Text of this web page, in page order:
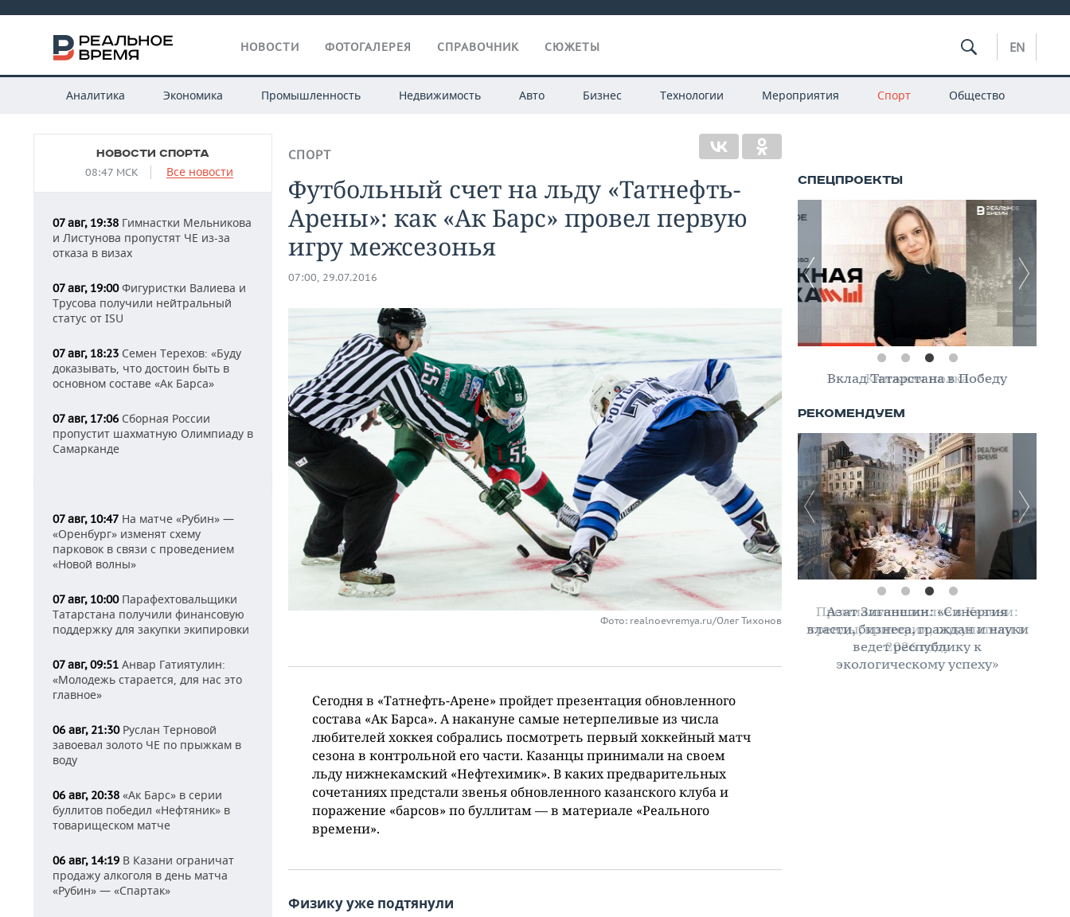
НОВОСТИ ФОТОГАЛЕРЕЯ СПРАВОЧНИК СЮЖЕТЫ EN
Аналитика Экономика Промышленность Недвижимость Авто Бизнес Технологии Мероприятия Спорт Общество
НОВОСТИ СПОРТА
08:47 МСК Все новости
07 авг, 19:38 Гимнастки Мельникова
и Листунова пропустят ЧЕ из-за
отказа в визах
07 авг, 19:00Фигуристки Валиева и
Трусова получили нейтральный
статус от ISU
07 авг, 18:23 Семен Терехов: «Буду
доказывать, что достоин быть в
основном составе «Ак Барса»
07 авг, 17:06 Сборная России
пропустит шахматную Олимпиаду в
Самарканде
07 авг, 10:47 На матче «Рубин» —
«Оренбург» изменят схему
парковок в связи с проведением
«Новой волны»
07 авг, 10:00Парафехтовальщики
Татарстана получили финансовую
поддержку для закупки экипировки
07 авг, 09:51 Анвар Гатиятулин:
«Молодежь старается, для нас это
главное»
06 авг, 21:30Руслан Терновой
завоевал золото ЧЕ по прыжкам в
воду
06 авг, 20:38 «Ак Барс» в серии
буллитов победил «Нефтяник» в
товарищеском матче
06 авг, 14:19 В Казани ограничат
продажу алкоголя в день матча
«Рубин» — «Спартак»
СПОРТ
Футбольный счет на льду «Татнефть-
Арены»: как «Ак Барс» провел первую
игру межсезонья
07:00, 29.07.2016
Фото: realnoevremya.ru/Олег Тихонов
Сегодня в «Татнефть-Арене» пройдет презентация обновленного
состава «Ак Барса». А накануне самые нетерпеливые из числа
любителей хоккея собрались посмотреть первый хоккейный матч
сезона в контрольной его части. Казанцы принимали на своем
льду нижнекамский «Нефтехимик». В каких предварительных
сочетаниях предстали звенья обновленного казанского клуба и
поражение «барсов» по буллитам — в материале «Реального
времени».
Физику уже подтянули
Вклад Татарстана в Победу
Азат Зиганшин: «Синергия
власти, бизнеса, граждан и науки
ведет республику к
экологическому успеху»